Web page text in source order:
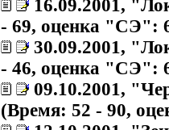
16.09.2001,
- 69, оценка "СЭ":
30.09.2001,
- 46, оценка "СЭ":
09.10.2001,
(Время: 52 - 90,